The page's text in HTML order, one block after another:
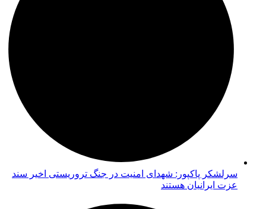
سرلشکر پاکپور: شهدای امنیت در جنگ تروریستی اخیر سند
عزت ایرانیان هستند